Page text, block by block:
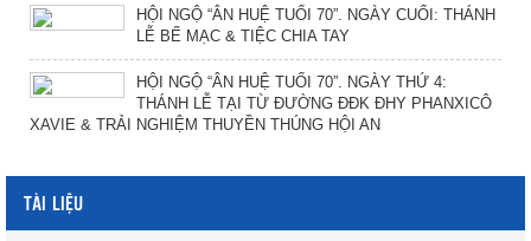
HỘI NGỘ “ÂN HUỆ TUỔI 70”. NGÀY CUỐI: THÁNH
LỄ BẾ MẠC & TIỆC CHIA TAY
HỘI NGỘ “ÂN HUỆ TUỔI 70”. NGÀY THỨ 4:
THÁNH LỄ TẠI TỪ ĐƯỜNG ĐĐK ĐHY PHANXICÔ
XAVIE & TRẢI NGHIỆM THUYỀN THÚNG HỘI AN
TÀI LIỆU